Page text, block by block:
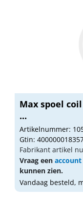
Max spoel
...
Artikelnummer:
Gtin:
Fabrikant artikel
Vraag een account
kunnen zien.
Vandaag besteld,